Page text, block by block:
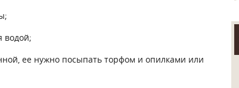
водой;
ее нужно посыпать торфом и опилками или